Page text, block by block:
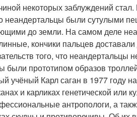
некоторых заблуждений
неандертальцы были сутулыми
до земли. На самом деле
кончики пальцев доставали
того, что неандертальцы
прототипом образов
учёный Карл саган в 1977 году
и карликах генетической или
антропологи, а